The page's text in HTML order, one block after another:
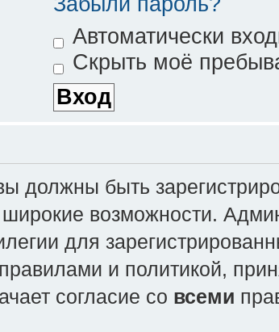
Автоматически
Скрыть моё
быть
возможности.
для
и политикой,
согласие со всеми